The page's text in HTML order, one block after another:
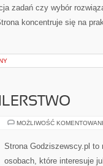
zadań czy wybór
koncentruje się na
MOŻLIWOŚĆ
Strona Godziszewscy.pl
osobach, które interesuje